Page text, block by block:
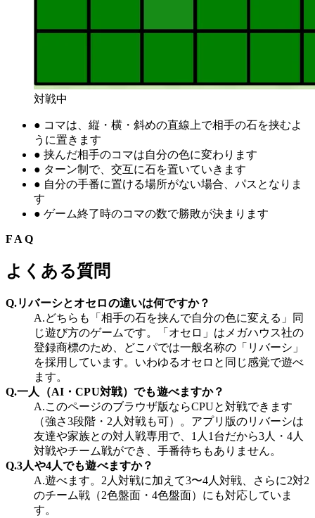
対戦中
● コマは、縦・横・斜めの直線上で相手の石を挟むよ
うに置きます
● 挟んだ相手のコマは自分の色に変わります
● ターン制で、交互に石を置いていきます
● 自分の手番に置ける場所がない場合、パスとなりま
す
● ゲーム終了時のコマの数で勝敗が決まります
FAQ
よくある質問
Q.リバーシとオセロの違いは何ですか？
A.どちらも「相手の石を挟んで自分の色に変える」同
じ遊び方のゲームです。「オセロ」はメガハウス社の
登録商標のため、どこパでは一般名称の「リバーシ」
を採用しています。いわゆるオセロと同じ感覚で遊べ
ます。
Q.一人（AI・CPU対戦）でも遊べますか？
A.このページのブラウザ版ならCPUと対戦できます
（強さ3段階・2人対戦も可）。アプリ版のリバーシは
友達や家族との対人戦専用で、1人1台だから3人・4人
対戦やチーム戦ができ、手番待ちもありません。
Q.3人や4人でも遊べますか？
A.遊べます。2人対戦に加えて3〜4人対戦、さらに2対2
のチーム戦（2色盤面・4色盤面）にも対応していま
す。